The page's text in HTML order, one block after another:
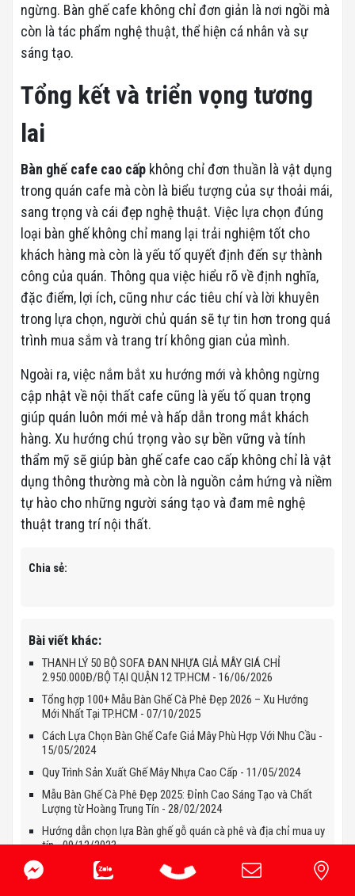
ngừng. Bàn ghế cafe không chỉ đơn giản là nơi ngồi mà
còn là tác phẩm nghệ thuật, thể hiện cá nhân và sự
sáng tạo.
Tổng kết và triển vọng tương
lai
Bàn ghế cafe cao cấp không chỉ đơn thuần là vật dụng
trong quán cafe mà còn là biểu tượng của sự thoải mái,
sang trọng và cái đẹp nghệ thuật. Việc lựa chọn đúng
loại bàn ghế không chỉ mang lại trải nghiệm tốt cho
khách hàng mà còn là yếu tố quyết định đến sự thành
công của quán. Thông qua việc hiểu rõ về định nghĩa,
đặc điểm, lợi ích, cũng như các tiêu chí và lời khuyên
trong lựa chọn, người chủ quán sẽ tự tin hơn trong quá
trình mua sắm và trang trí không gian của mình.
Ngoài ra, việc nắm bắt xu hướng mới và không ngừng
cập nhật về nội thất cafe cũng là yếu tố quan trọng
giúp quán luôn mới mẻ và hấp dẫn trong mắt khách
hàng. Xu hướng chú trọng vào sự bền vững và tính
thẩm mỹ sẽ giúp bàn ghế cafe cao cấp không chỉ là vật
dụng thông thường mà còn là nguồn cảm hứng và niềm
tự hào cho những người sáng tạo và đam mê nghệ
thuật trang trí nội thất.
Chia sẻ:
Bài viết khác:
THANH LÝ 50 BỘ SOFA ĐAN NHỰA GIẢ MÂY GIÁ CHỈ
2.950.000Đ/BỘ TẠI QUẬN 12 TP.HCM - 16/06/2026
Tổng hợp 100+ Mẫu Bàn Ghế Cà Phê Đẹp 2026 – Xu Hướng
Mới Nhất Tại TP.HCM - 07/10/2025
Cách Lựa Chọn Bàn Ghế Cafe Giả Mây Phù Hợp Với Nhu Cầu -
15/05/2024
Quy Trình Sản Xuất Ghế Mây Nhựa Cao Cấp - 11/05/2024
Mẫu Bàn Ghế Cà Phê Đẹp 2025: Đỉnh Cao Sáng Tạo và Chất
Lượng từ Hoàng Trung Tín - 28/02/2024
Hướng dẫn chọn lựa Bàn ghế gỗ quán cà phê và địa chỉ mua uy
tín - 09/12/2023
Lựa chọn bàn ghế gỗ ngoài trời thanh lý hoàn hảo cho không
gian ngoại thất - 09/12/2023